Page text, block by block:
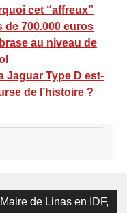
cet “affreux”
700.000 euros
au niveau de
Jaguar Type D est-
de l’histoire ?
de Linas en IDF,